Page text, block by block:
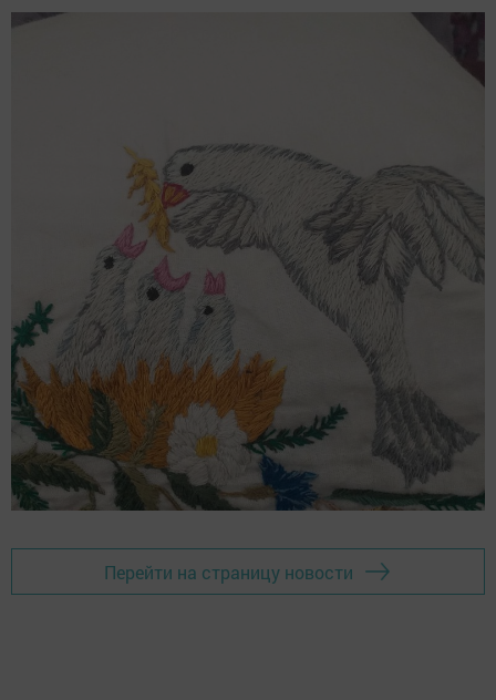
Перейти на страницу новости